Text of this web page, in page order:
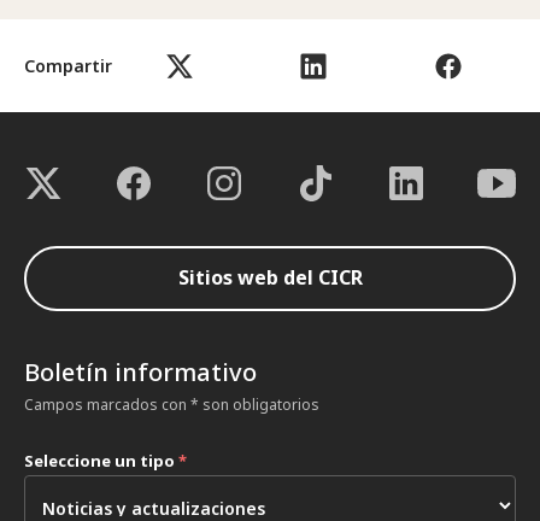
Compartir
Sitios web del CICR
Boletín informativo
Campos marcados con * son obligatorios
Seleccione un tipo *